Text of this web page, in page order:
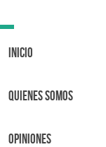
Toggle
Inicio
Quienes Somos
OPINIONES